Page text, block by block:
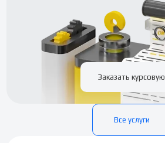
Заказать курсовую
Все услуги